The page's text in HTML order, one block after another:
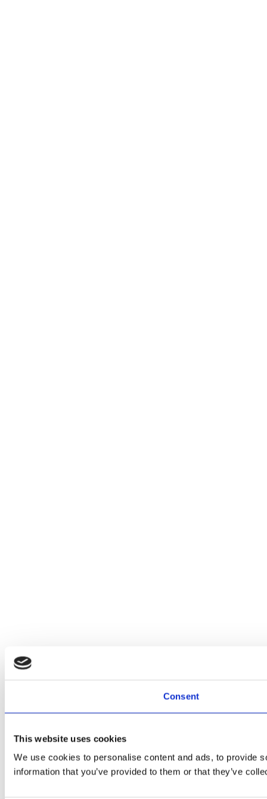
Consent
This website uses cookies
We use cookies to personalise content and ads, to provide
information that you’ve provided to them or that they’ve